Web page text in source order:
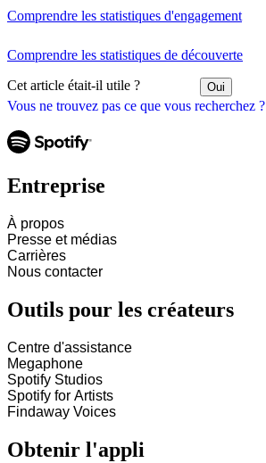
Vous ne trouvez pas ce que vous recherchez ?
Comprendre les statistiques d'engagement
Comprendre les statistiques de découverte
Cet article était-il utile ? Oui
Entreprise
À propos
Presse et médias
Carrières
Nous contacter
Outils pour les créateurs
Centre d'assistance
Megaphone
Spotify Studios
Spotify for Artists
Findaway Voices
Obtenir l'appli